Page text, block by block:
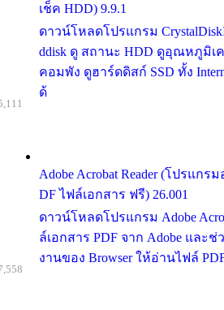
เช็ค HDD) 9.9.1
ดาวน์โหลดโปรแกรม
ddisk ดู สถานะ HDD ดูอุณหภูมิเ
คอมพัง ดูฮาร์ดดิสก์ SSD ทั้ง
ด้
Adobe Acrobat Reader (โปรแกร
DF ไฟล์เอกสาร ฟรี) 26.001
ดาวน์โหลดโปรแกรม Adobe
ล์เอกสาร PDF จาก Adobe และ
งานของ Browser ให้อ่านไฟล์